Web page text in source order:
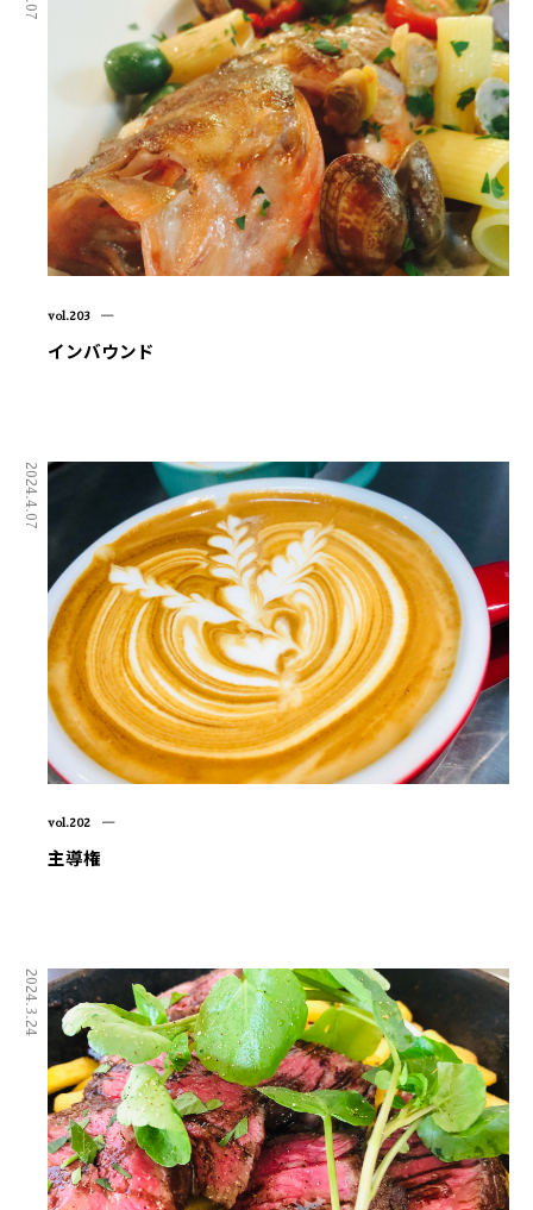
vol.203 ―
インバウンド
2024.4.07
vol.202 ―
主導権
2024.3.24